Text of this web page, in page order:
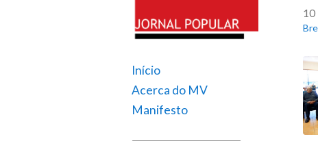
Início
Acerca do MV
Manifesto
10